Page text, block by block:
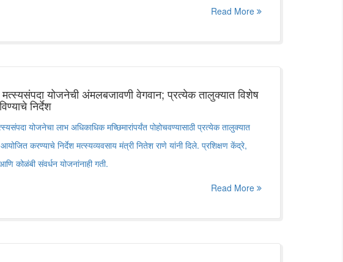
Read More
योजनेची अंमलबजावणी वेगवान; प्रत्येक तालुक्यात विशेष
निर्देश
योजनेचा लाभ अधिकाधिक मच्छिमारांपर्यंत पोहोचवण्यासाठी प्रत्येक तालुक्यात
करण्याचे निर्देश मत्स्यव्यवसाय मंत्री नितेश राणे यांनी दिले. प्रशिक्षण केंद्रे,
कोळंबी संवर्धन योजनांनाही गती.
Read More